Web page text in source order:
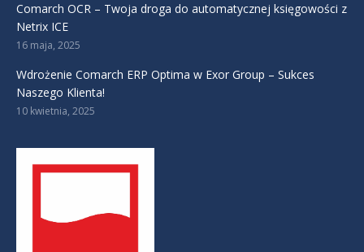
Comarch OCR – Twoja droga do automatycznej księgowości z
Netrix ICE
16 maja, 2025
Wdrożenie Comarch ERP Optima w Exor Group – Sukces
Naszego Klienta!
10 kwietnia, 2025